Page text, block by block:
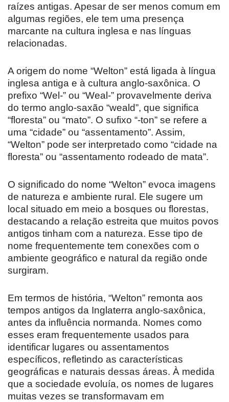
raízes antigas. Apesar de ser menos comum em
algumas regiões, ele tem uma presença
marcante na cultura inglesa e nas línguas
relacionadas.
A origem do nome “Welton” está ligada à língua
inglesa antiga e à cultura anglo-saxônica. O
prefixo “Wel-” ou “Weal-” provavelmente deriva
do termo anglo-saxão “weald”, que significa
“floresta” ou “mato”. O sufixo “-ton” se refere a
uma “cidade” ou “assentamento”. Assim,
“Welton” pode ser interpretado como “cidade na
floresta” ou “assentamento rodeado de mata”.
O significado do nome “Welton” evoca imagens
de natureza e ambiente rural. Ele sugere um
local situado em meio a bosques ou florestas,
destacando a relação estreita que muitos povos
antigos tinham com a natureza. Esse tipo de
nome frequentemente tem conexões com o
ambiente geográfico e natural da região onde
surgiram.
Em termos de história, “Welton” remonta aos
tempos antigos da Inglaterra anglo-saxônica,
antes da influência normanda. Nomes como
esses eram frequentemente usados para
identificar lugares ou assentamentos
específicos, refletindo as características
geográficas e naturais dessas áreas. À medida
que a sociedade evoluía, os nomes de lugares
muitas vezes se transformavam em